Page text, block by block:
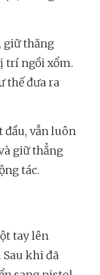
giữ thăng
trí ngồi xổm.
thế đưa ra
đầu, vẫn luôn
giữ thẳng
tác.
tay lên
Sau khi đã